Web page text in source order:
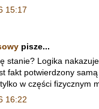
15:17
pisze...
stanie? Logika
fakt potwierdzony
w części fizycznym
16:22